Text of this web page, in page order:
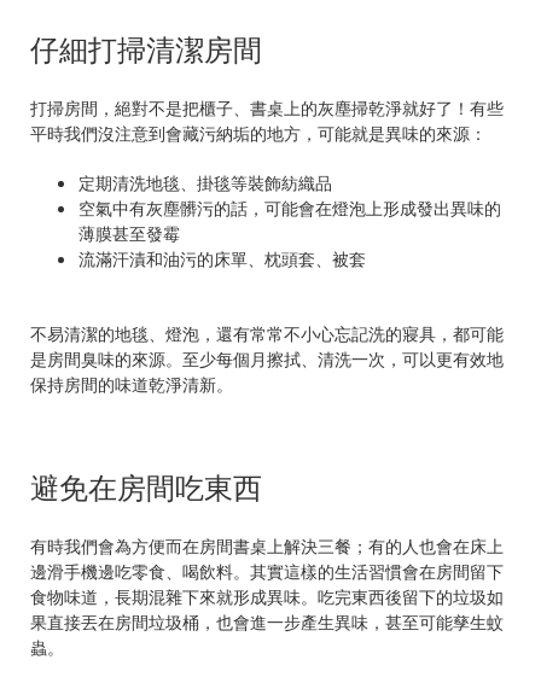
仔細打掃清潔房間
打掃房間，絕對不是把櫃子、書桌上的灰塵掃乾淨就好了！有些
平時我們沒注意到會藏污納垢的地方，可能就是異味的來源：
定期清洗地毯、掛毯等裝飾紡織品
空氣中有灰塵髒污的話，可能會在燈泡上形成發出異味的
薄膜甚至發霉
流滿汗漬和油污的床單、枕頭套、被套
不易清潔的地毯、燈泡，還有常常不小心忘記洗的寢具，都可能
是房間臭味的來源。至少每個月擦拭、清洗一次，可以更有效地
保持房間的味道乾淨清新。
避免在房間吃東西
有時我們會為方便而在房間書桌上解決三餐；有的人也會在床上
邊滑手機邊吃零食、喝飲料。其實這樣的生活習慣會在房間留下
食物味道，長期混雜下來就形成異味。吃完東西後留下的垃圾如
果直接丟在房間垃圾桶，也會進一步產生異味，甚至可能孳生蚊
蟲。